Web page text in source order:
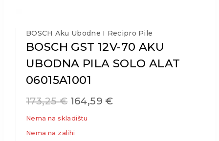
BOSCH Aku Ubodne I Recipro Pile
BOSCH GST 12V-70 AKU
UBODNA PILA SOLO ALAT
06015A1001
173,25€ 164,59 €
Nema na skladištu
Nema na zalihi